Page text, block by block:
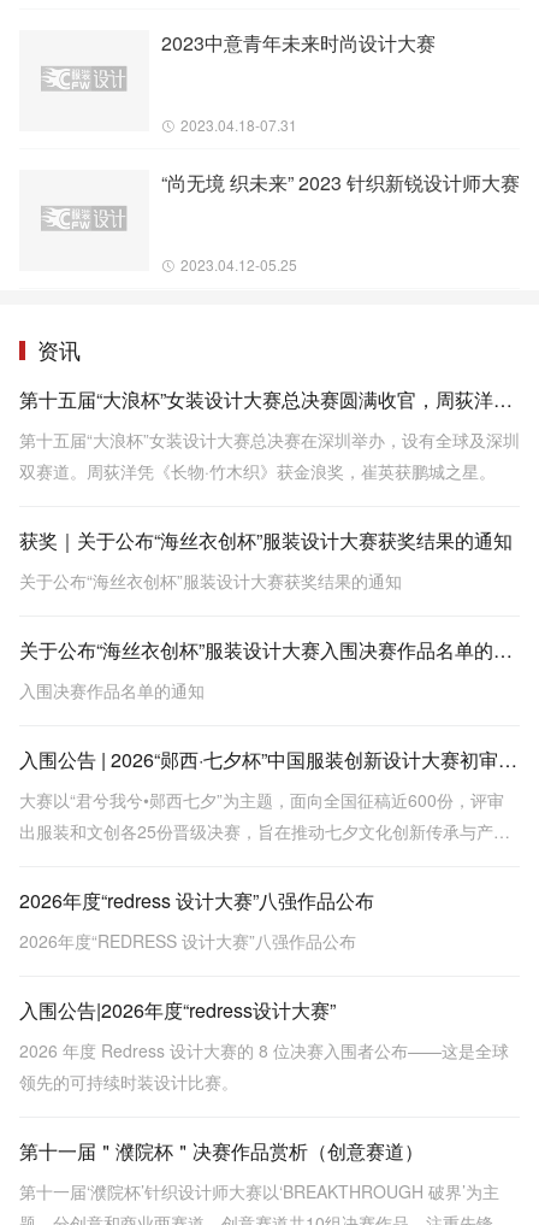
2023中意青年未来时尚设计大赛
2023.04.18-07.31
“尚无境 织未来” 2023 针织新锐设计师大赛
2023.04.12-05.25
资讯
第十五届“大浪杯”女装设计大赛总决赛圆满收官，周荻洋凭借作品《长物·竹木织》拔得头筹
第十五届“大浪杯”女装设计大赛总决赛在深圳举办，设有全球及深圳
双赛道。周荻洋凭《长物·竹木织》获金浪奖，崔英获鹏城之星。
获奖｜关于公布“海丝衣创杯”服装设计大赛获奖结果的通知
关于公布“海丝衣创杯”服装设计大赛获奖结果的通知
关于公布“海丝衣创杯”服装设计大赛入围决赛作品名单的通知
入围决赛作品名单的通知
入围公告 | 2026“郧西·七夕杯”中国服装创新设计大赛初审会圆满结束
大赛以“君兮我兮•郧西七夕”为主题，面向全国征稿近600份，评审
出服装和文创各25份晋级决赛，旨在推动七夕文化创新传承与产业
2026年度“redress 设计大赛”八强作品公布
2026年度“REDRESS 设计大赛”八强作品公布
入围公告|2026年度“redress设计大赛”
2026 年度 Redress 设计大赛的 8 位决赛入围者公布——这是全球
领先的可持续时装设计比赛。
第十一届＂濮院杯＂决赛作品赏析（创意赛道）
第十一届‘濮院杯’针织设计师大赛以‘BREAKTHROUGH 破界’为主